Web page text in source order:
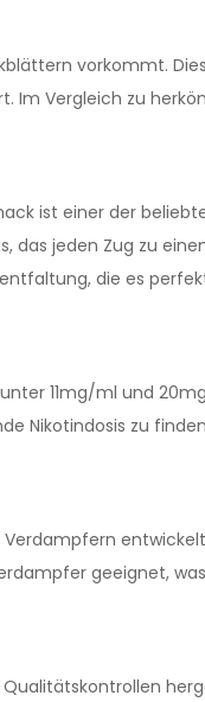
vorkommt.
Vergleich zu
ist einer der
jeden Zug zu
die es
11mg/ml und
Nikotindosis zu
geeignet,